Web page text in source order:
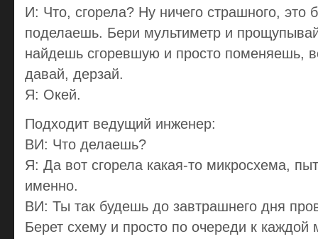
И: Что, сгорела? Ну ничего страшного, это
поделаешь. Бери мультиметр и
найдешь сгоревшую и просто поменяешь,
давай, дерзай.
Я: Окей.
Подходит ведущий инженер:
ВИ: Что делаешь?
Я: Да вот сгорела какая-то микросхема,
именно.
ВИ: Ты так будешь до завтрашнего дня
Берет схему и просто по очереди к каждой